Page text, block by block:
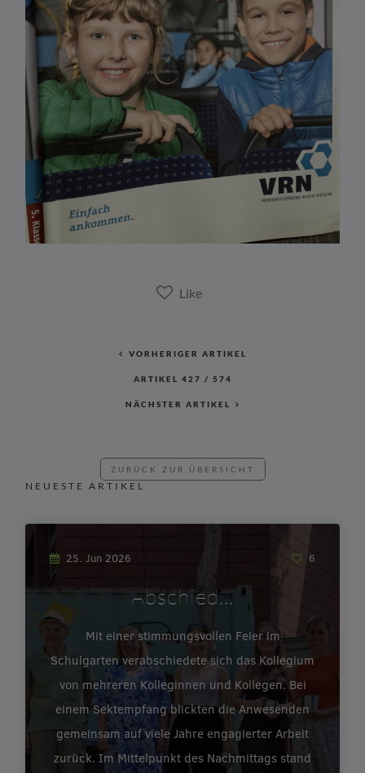
VORHERIGER ARTIKEL
ARTIKEL 427 / 574
NÄCHSTER ARTIKEL
ZURÜCK ZUR ÜBERSICHT
NEUESTE ARTIKEL
25. Jun 2026 6
Abschied…
Mit einer stimmungsvollen Feier im
Schulgarten verabschiedete sich das Kollegium
von mehreren Kolleginnen und Kollegen. Bei
einem Sektempfang blickten die Anwesenden
gemeinsam auf viele Jahre engagierter Arbeit
zurück. Im Mittelpunkt des Nachmittags stand